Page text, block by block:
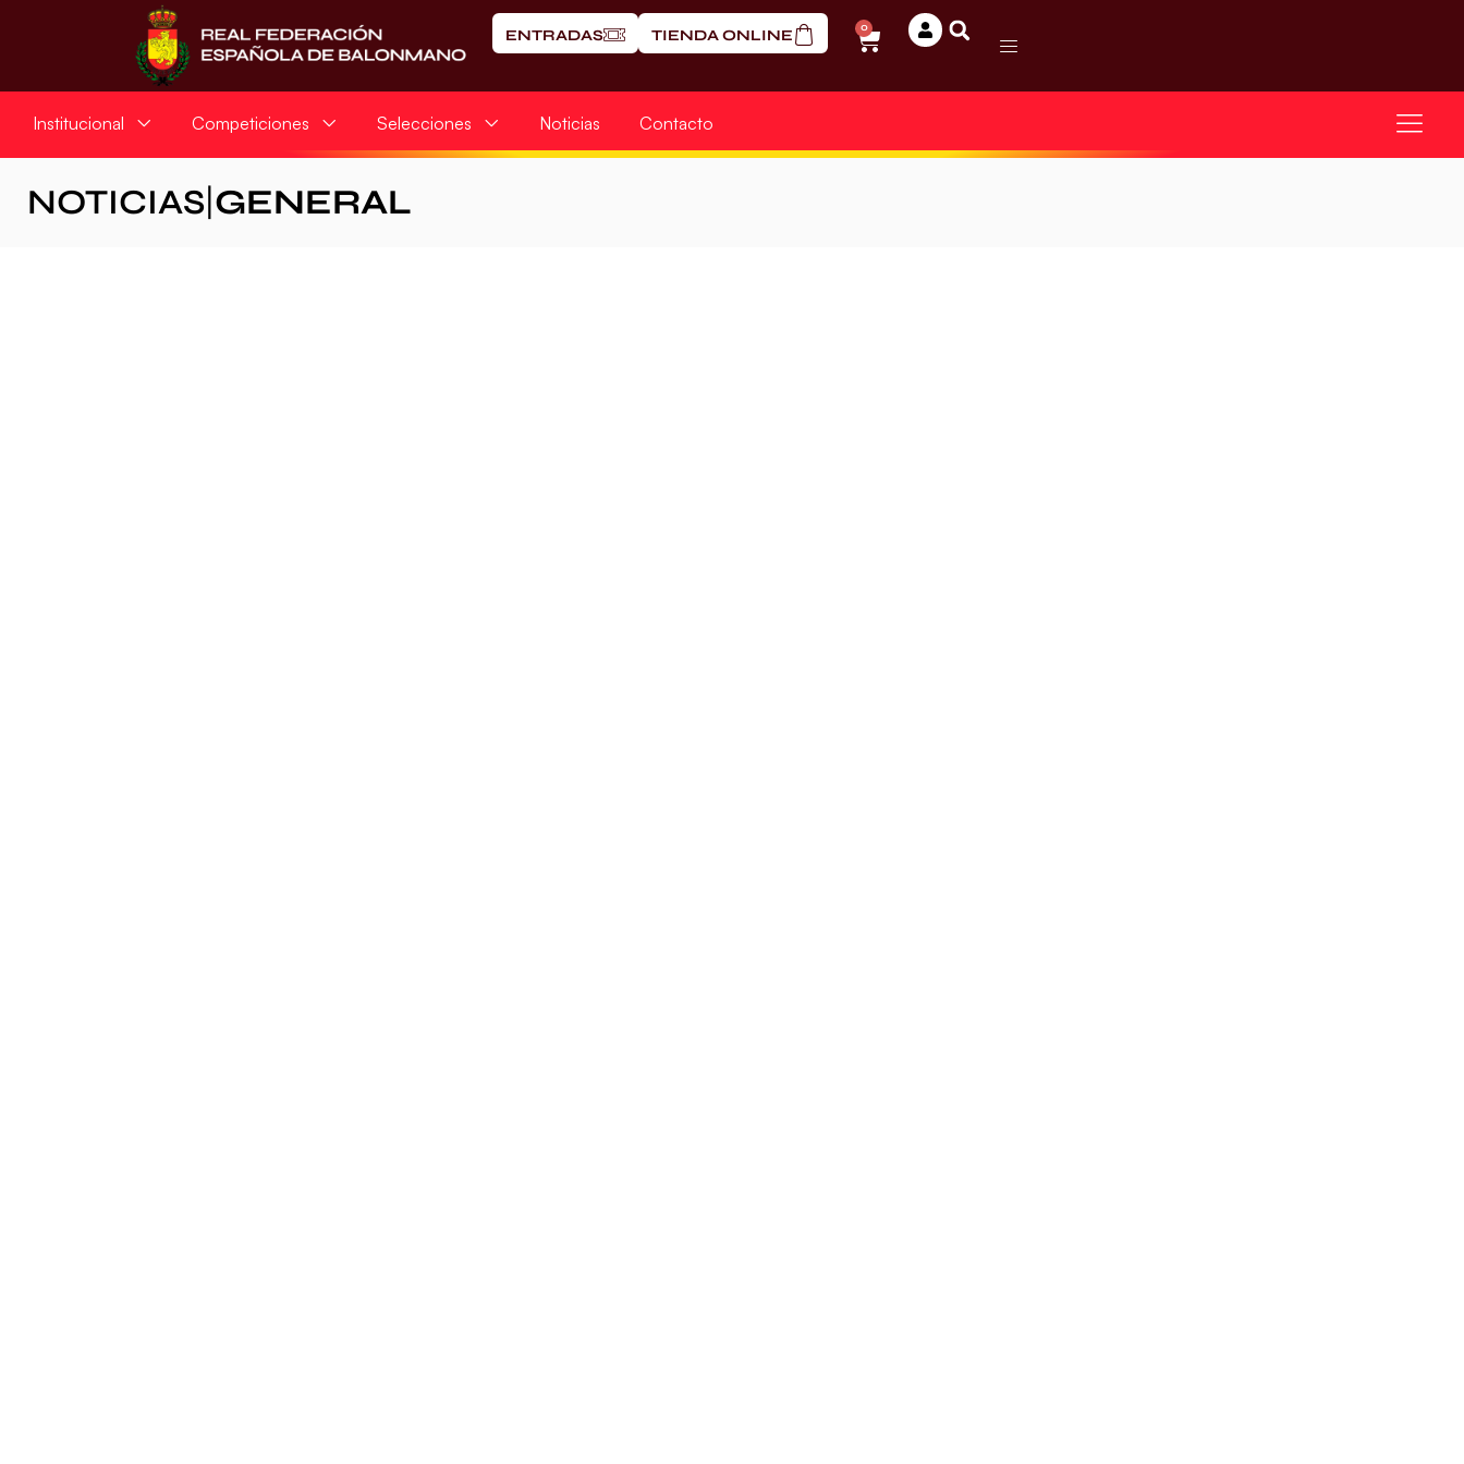
ENTRADAS TIENDA ONLINE 0
Institucional Competiciones Selecciones Noticias Contacto
NOTICIAS GENERAL